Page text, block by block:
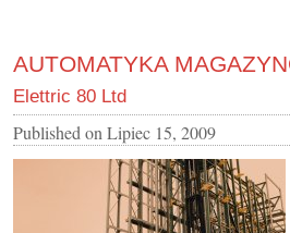
AUTOMATYKA
Elettric 80 Ltd
Published on Lipiec 15, 2009